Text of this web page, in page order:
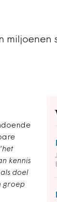
miljoenen
het
kennis
doel
groep